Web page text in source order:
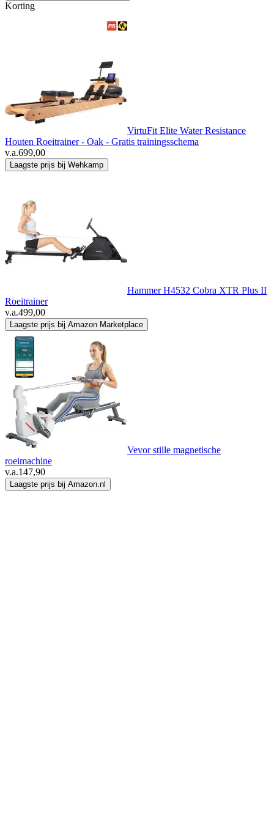
Korting
VirtuFit Elite Water Resistance
Houten Roeitrainer - Oak - Gratis trainingsschema
v.a.699,00
Laagste prijs bij Wehkamp
Hammer H4532 Cobra XTR Plus II
Roeitrainer
v.a.499,00
Laagste prijs bij Amazon Marketplace
Vevor stille magnetische
roeimachine
v.a.147,90
Laagste prijs bij Amazon.nl